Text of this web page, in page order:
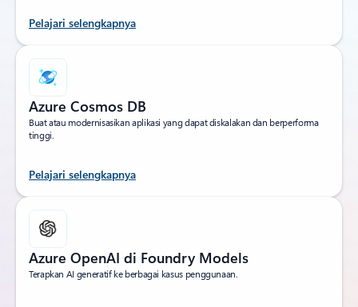
Pelajari selengkapnya
Azure Cosmos DB
Buat atau modernisasikan aplikasi yang dapat diskalakan dan berperforma
tinggi.
Pelajari selengkapnya
Azure OpenAI di Foundry Models
Terapkan AI generatif ke berbagai kasus penggunaan.